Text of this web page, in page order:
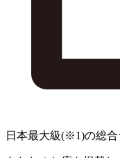
日本最大級(※1)の総合